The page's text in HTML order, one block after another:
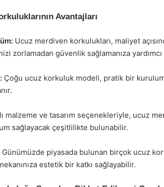
Avantajları
Ucuz merdiven korkulukları, maliyet
zorlamadan güvenlik sağlamanıza yardımcı
Çoğu ucuz korkuluk modeli, pratik bir
malzeme ve tasarım seçenekleriyle, ucuz
sağlayacak çeşitlilikte bulunabilir.
Günümüzde piyasada bulunan birçok ucuz
estetik bir katkı sağlayabilir.